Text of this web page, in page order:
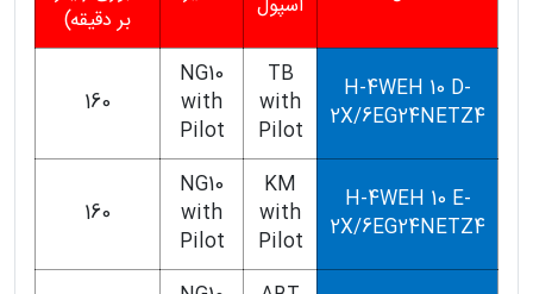
بر دقیقه)
H-4WEH 10 D-
2X/6EG24NETZ4
TB
with
Pilot
NG10
with
Pilot
160
H-4WEH 10 E-
2X/6EG24NETZ4
KM
with
Pilot
NG10
with
Pilot
160